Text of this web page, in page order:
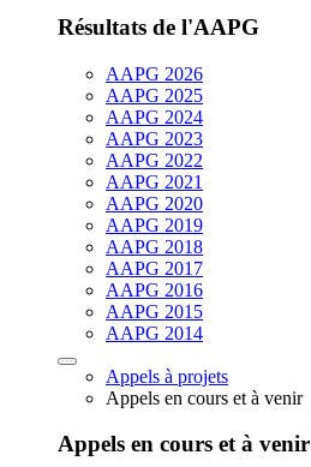
Résultats de l'AAPG
AAPG 2026
AAPG 2025
AAPG 2024
AAPG 2023
AAPG 2022
AAPG 2021
AAPG 2020
AAPG 2019
AAPG 2018
AAPG 2017
AAPG 2016
AAPG 2015
AAPG 2014
Appels à projets
Appels en cours et à venir
Appels en cours et à venir